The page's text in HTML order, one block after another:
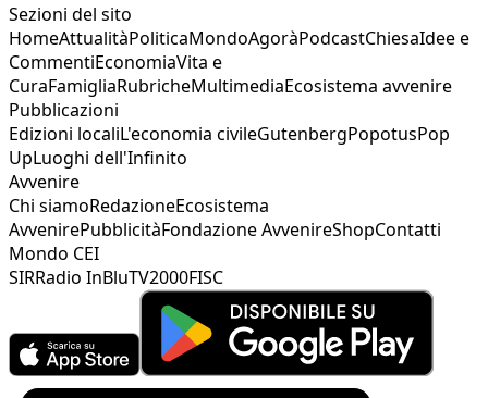
Sezioni del sito
HomeAttualitàPoliticaMondoAgoràPodcastChiesaIdee e
CommentiEconomiaVita e
CuraFamigliaRubricheMultimediaEcosistema avvenire
Pubblicazioni
Edizioni localiL'economia civileGutenbergPopotusPop
UpLuoghi dell'Infinito
Avvenire
Chi siamoRedazioneEcosistema
AvvenirePubblicitàFondazione AvvenireShopContatti
Mondo CEI
SIRRadio InBluTV2000FISC